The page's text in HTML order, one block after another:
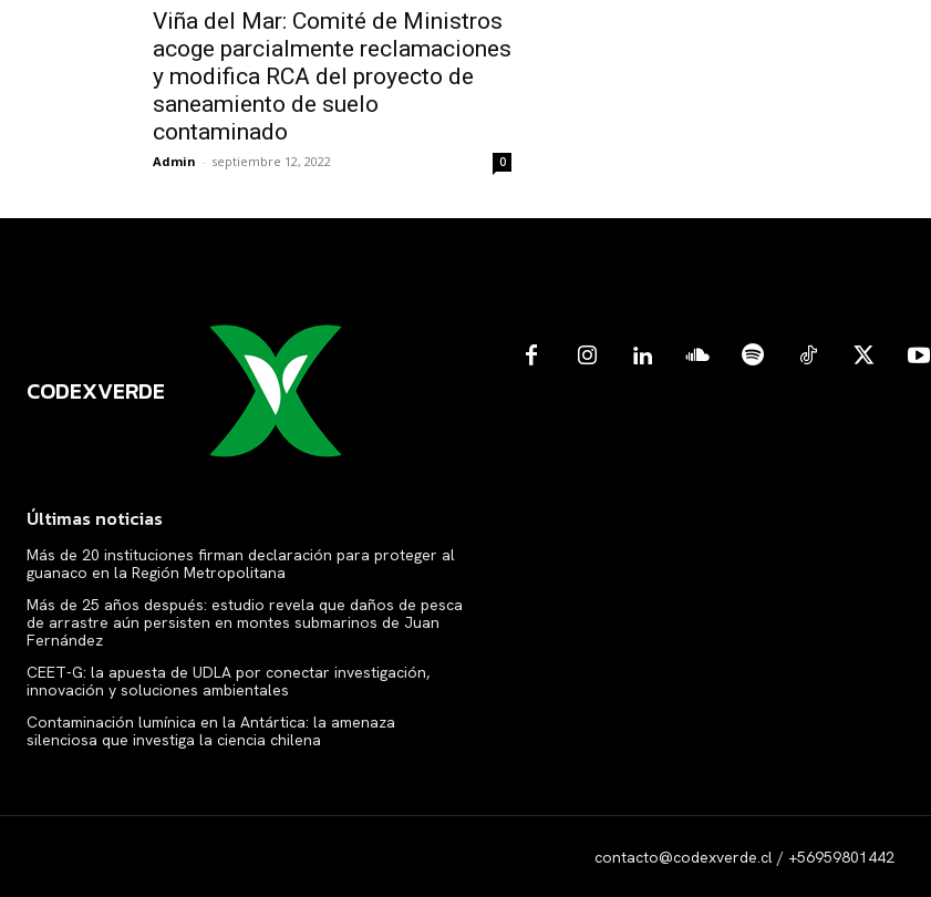
Viña del Mar: Comité de Ministros
acoge parcialmente reclamaciones
y modifica RCA del proyecto de
saneamiento de suelo
contaminado
Admin - septiembre 12, 2022 0
CODEXVERDE
Últimas noticias
Más de 20 instituciones firman declaración para proteger al
guanaco en la Región Metropolitana
Más de 25 años después: estudio revela que daños de pesca
de arrastre aún persisten en montes submarinos de Juan
Fernández
CEET-G: la apuesta de UDLA por conectar investigación,
innovación y soluciones ambientales
Contaminación lumínica en la Antártica: la amenaza
silenciosa que investiga la ciencia chilena
contacto@codexverde.cl / +56959801442